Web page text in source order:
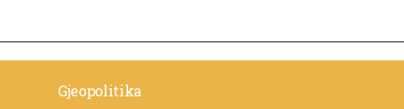
Gjeopolitika